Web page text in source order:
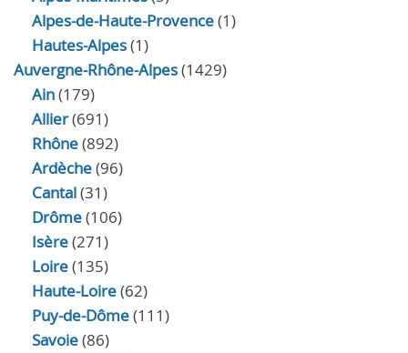
Alpes-de-Haute-Provence(1)
Hautes-Alpes(1)
Auvergne-Rhône-Alpes(1429)
Ain(179)
Allier(691)
Rhône(892)
Ardèche(96)
Cantal(31)
Drôme(106)
Isère(271)
Loire(135)
Haute-Loire(62)
Puy-de-Dôme(111)
Savoie(86)